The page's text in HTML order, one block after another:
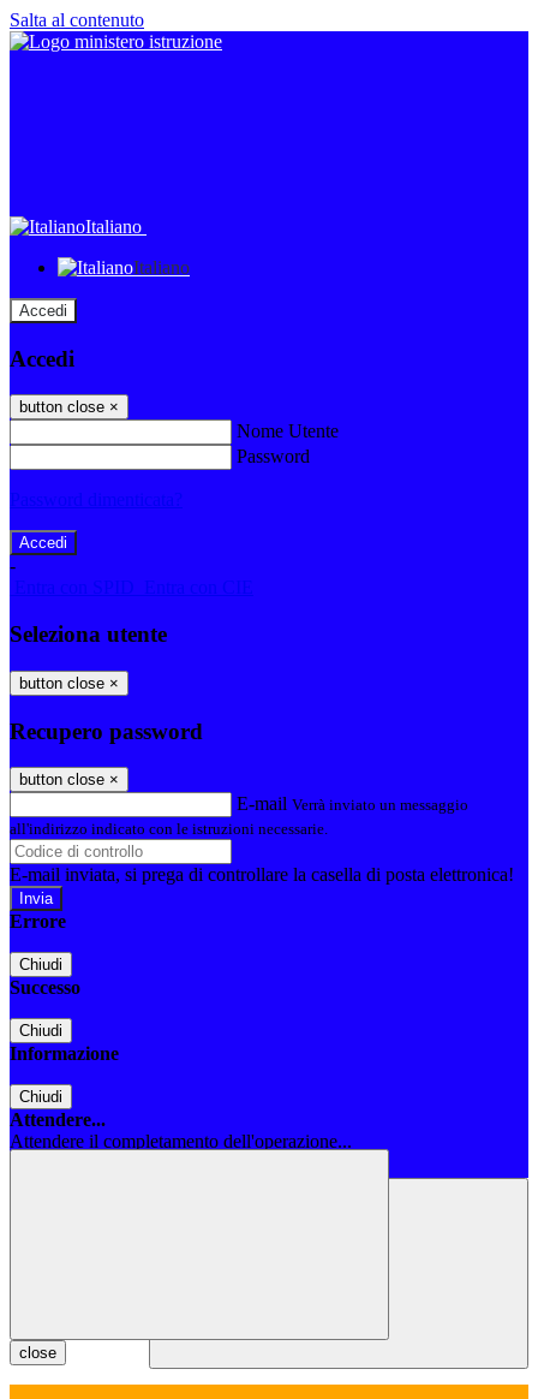
Salta al contenuto
Italiano
Italiano
Accedi
Accedi
button close ×
Nome Utente
Password
Password dimenticata?
-
Entra con SPID
Entra con CIE
Seleziona utente
button close ×
Recupero password
button close ×
E-mail Verrà inviato un messaggio
all'indirizzo indicato con le istruzioni necessarie.
E-mail inviata, si prega di controllare la casella di posta elettronica!
Errore
Chiudi
Successo
Chiudi
Informazione
Chiudi
Attendere...
Attendere il completamento dell'operazione...
close